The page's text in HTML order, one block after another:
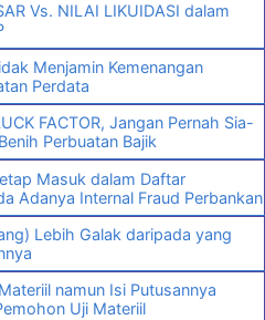
Vs. NILAI LIKUIDASI dalam
Menjamin Kemenangan
Perdata
FACTOR, Jangan Pernah Sia-
Perbuatan Bajik
Masuk dalam Daftar
Adanya Internal Fraud Perbankan
Lebih Galak daripada yang
namun Isi Putusannya
Uji Materiil